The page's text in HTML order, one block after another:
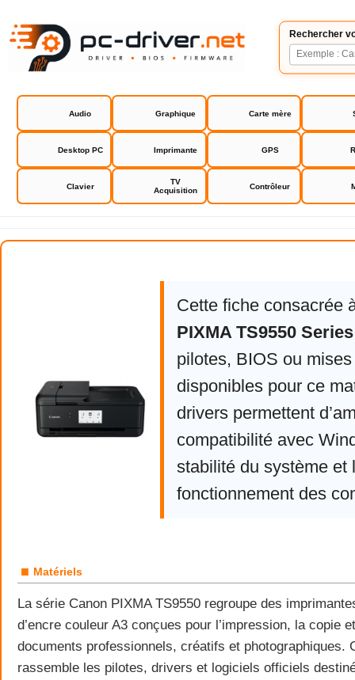
Rechercher
Audio Graphique Carte mère
Desktop PC Imprimante GPS
Clavier
TV
Acquisition
Contrôleur
Canon PIXMA TS9550 Series
Cette fiche consacrée
PIXMA TS9550 Series
pilotes, BIOS ou
disponibles pour ce
drivers permettent
compatibilité avec
stabilité du système et
fonctionnement des
■ Matériels
La série Canon PIXMA TS9550 regroupe des
d’encre couleur A3 conçues pour l’impression, la copie
documents professionnels, créatifs et photographiques.
rassemble les pilotes, drivers et logiciels officiels